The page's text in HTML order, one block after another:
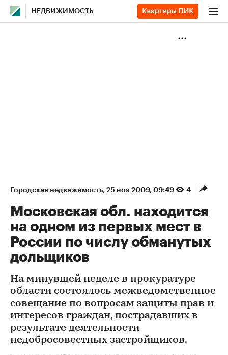
НЕДВИЖИМОСТЬ
Городская недвижимость⁠, 25 ноя 2009, 09:49 4
Московская обл. находится
на одном из первых мест в
России по числу обманутых
дольщиков
На минувшей неделе в прокуратуре
области состоялось межведомственное
совещание по вопросам защиты прав и
интересов граждан, пострадавших в
результате деятельности
недобросовестных застройщиков.